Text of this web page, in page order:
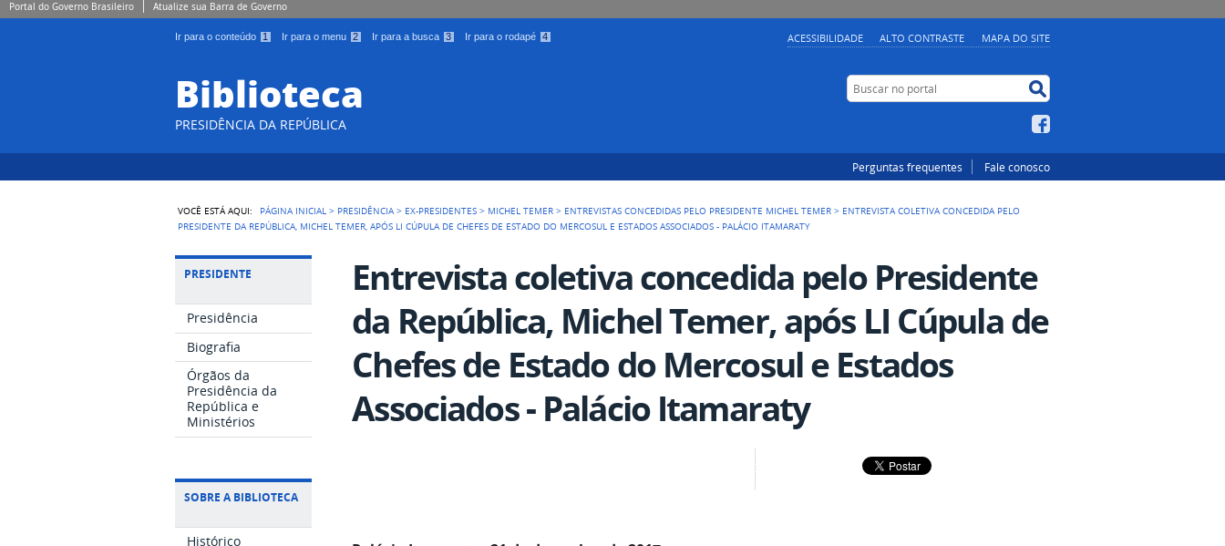
Portal do Governo Brasileiro Atualize sua Barra de Governo
Ir para o conteúdo 1 Ir para o menu 2 Ir para a busca 3 Ir para o rodapé 4 ACESSIBILIDADE ALTO CONTRASTE MAPA DO SITE
Biblioteca
PRESIDÊNCIA DA REPÚBLICA
Buscar no portal
Perguntas frequentes Fale conosco
VOCÊ ESTÁ AQUI: PÁGINA INICIAL > PRESIDÊNCIA > EX-PRESIDENTES > MICHEL TEMER > ENTREVISTAS CONCEDIDAS PELO PRESIDENTE MICHEL TEMER > ENTREVISTA COLETIVA CONCEDIDA PELO
PRESIDENTE DA REPÚBLICA, MICHEL TEMER, APÓS LI CÚPULA DE CHEFES DE ESTADO DO MERCOSUL E ESTADOS ASSOCIADOS - PALÁCIO ITAMARATY
PRESIDENTE
Presidência
Biografia
Órgãos da
Presidência da
República e
Ministérios
SOBRE A BIBLIOTECA
Histórico
Entrevista coletiva concedida pelo Presidente
da República, Michel Temer, após LI Cúpula de
Chefes de Estado do Mercosul e Estados
Associados - Palácio Itamaraty